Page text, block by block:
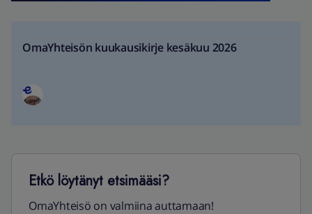
OmaYhteisön kuukausikirje kesäkuu 2026
Etkö löytänyt etsimääsi?
OmaYhteisö on valmiina auttamaan!